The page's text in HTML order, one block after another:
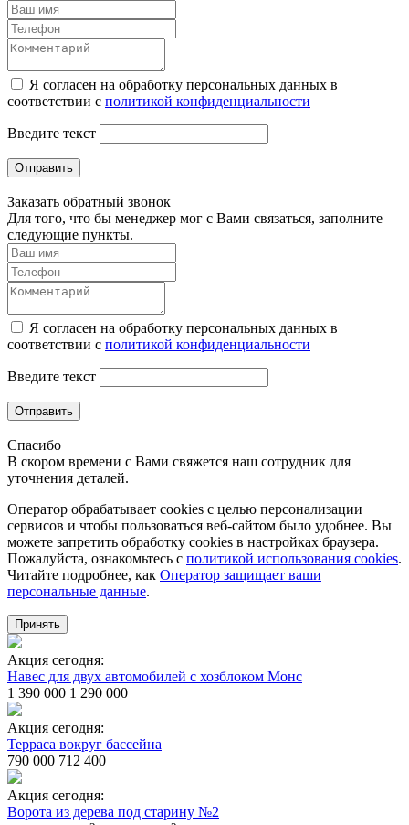
Я согласен на обработку персональных данных в
соответствии с политикой конфиденциальности
Введите текст
Отправить
Заказать обратный звонок
Для того, что бы менеджер мог с Вами связаться, заполните
следующие пункты.
Я согласен на обработку персональных данных в
соответствии с политикой конфиденциальности
Введите текст
Отправить
Спасибо
В скором времени с Вами свяжется наш сотрудник для
уточнения деталей.
Оператор обрабатывает cookies с целью персонализации
сервисов и чтобы пользоваться веб-сайтом было удобнее. Вы
можете запретить обработку сookies в настройках браузера.
Пожалуйста, ознакомьтесь с политикой использования cookies.
Читайте подробнее, как Оператор защищает ваши
персональные данные.
Принять
Акция сегодня:
Навес для двух автомобилей с хозблоком Монс
1 390 000 1 290 000
Акция сегодня:
Терраса вокруг бассейна
790 000 712 400
Акция сегодня:
Ворота из дерева под старину №2